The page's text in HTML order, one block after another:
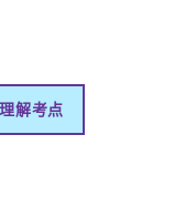
解考点